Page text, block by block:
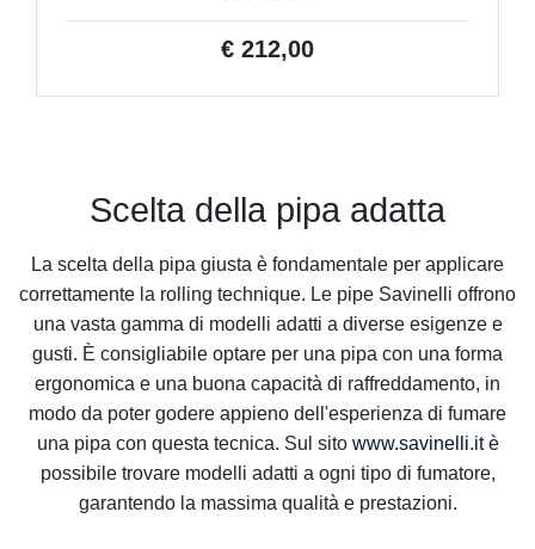
€ 212,00
Scelta della pipa adatta
La scelta della pipa giusta è fondamentale per applicare
correttamente la rolling technique. Le pipe Savinelli offrono
una vasta gamma di modelli adatti a diverse esigenze e
gusti. È consigliabile optare per una pipa con una forma
ergonomica e una buona capacità di raffreddamento, in
modo da poter godere appieno dell'esperienza di fumare
una pipa con questa tecnica. Sul sito www.savinelli.itè
possibile trovare modelli adatti a ogni tipo di fumatore,
garantendo la massima qualità e prestazioni.